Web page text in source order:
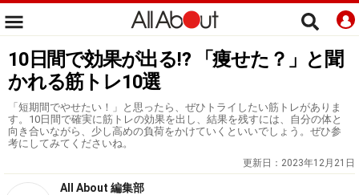
10日間で効果が出る⁉ 「痩せた？」と聞
かれる筋トレ10選
「短期間でやせたい！」と思ったら、ぜひトライしたい筋トレがありま
す。10日間で確実に筋トレの効果を出し、結果を残すには、自分の体と
向き合いながら、少し高めの負荷をかけていくといいでしょう。ぜひ参
考にしてみてくださいね。
更新日： 2023年12月21日
All About 編集部